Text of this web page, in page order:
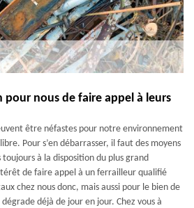
pour nous de faire appel à leurs
être néfastes pour notre environnement
Pour s’en débarrasser, il faut des moyens
à la disposition du plus grand
de faire appel à un ferrailleur qualifié
chez nous donc, mais aussi pour le bien de
déjà de jour en jour. Chez vous à